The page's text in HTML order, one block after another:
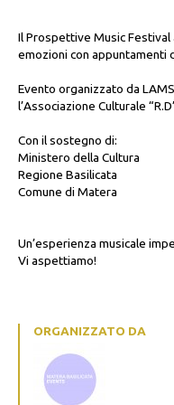
Il Prospettive Music Festival
emozioni con appuntamenti
Evento organizzato da
l’Associazione Culturale
Con il sostegno di:
Ministero della Cultura
Regione Basilicata
Comune di Matera
Un’esperienza musicale
Vi aspettiamo!
ORGANIZZATO DA